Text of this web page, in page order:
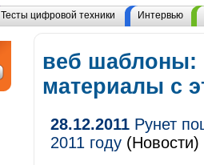
Тесты цифровой техники Интервью
веб шаблоны:
материалы с
28.12.2011 Рунет
2011 году (Новости)